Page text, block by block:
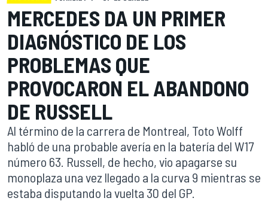
MERCEDES DA UN PRIMER
DIAGNÓSTICO DE LOS
PROBLEMAS QUE
PROVOCARON EL ABANDONO
DE RUSSELL
Al término de la carrera de Montreal, Toto Wolff
habló de una probable avería en la batería del W17
número 63. Russell, de hecho, vio apagarse su
monoplaza una vez llegado a la curva 9 mientras se
estaba disputando la vuelta 30 del GP.